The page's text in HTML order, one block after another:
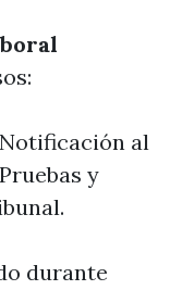
al
y
durante